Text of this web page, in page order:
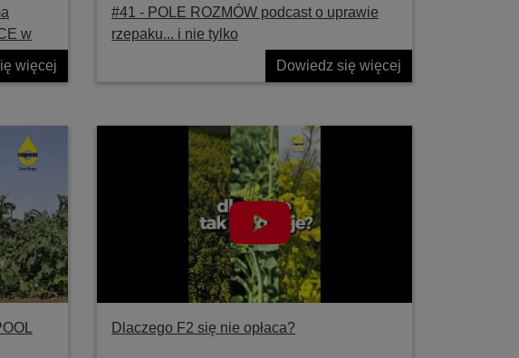
w
więcej
#41 ‐ POLE ROZMÓW podcast o uprawie
rzepaku... i nie tylko
Dowiedz się więcej
Dlaczego F2 się nie opłaca?